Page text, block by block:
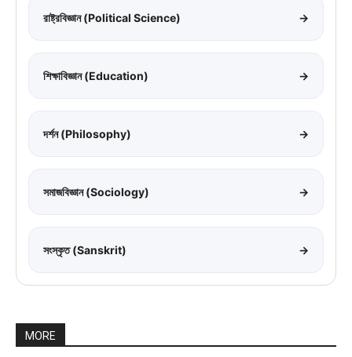
রাষ্ট্রবিজ্ঞান (Political Science) →
শিক্ষাবিজ্ঞান (Education) →
দর্শন (Philosophy) →
সমাজবিজ্ঞান (Sociology) →
সংস্কৃত (Sanskrit) →
MORE